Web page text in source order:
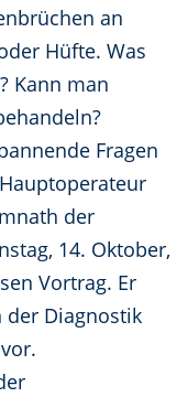
an
Hüfte. Was
Kann man
Fragen
der
14. Oktober,
Vortrag. Er
Diagnostik